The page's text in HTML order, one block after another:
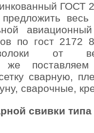
ГОСТ
весь
по гост 2172
от
же
сварную,
сварочные,
свивки типа